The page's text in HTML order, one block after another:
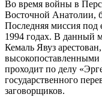
Во время войны в
Восточной Анатолии,
Последняя миссия под
1994 годах. В данный
Кемаль Явуз
высокопоставленными
проходит по делу
государственного
заговорщиков.